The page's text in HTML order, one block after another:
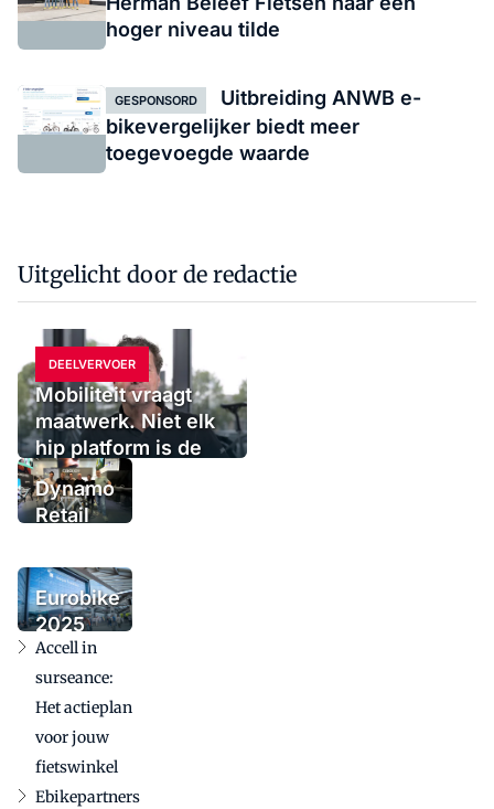
hoger niveau tilde
GESPONSORD
Uitbreiding ANWB e-
bikevergelijker biedt meer
toegevoegde waarde
Uitgelicht door de redactie
DEELVERVOER
Mobiliteit vraagt
maatwerk. Niet elk
hip platform is de
oplossing
Dynamo
Retail
voegt
urbanmerk
Tenways
toe
Eurobike
2025
bevestigt
internationale
betekenis in
uitdagende
markt
Accell in
surseance:
Het actieplan
voor jouw
fietswinkel
Ebikepartners